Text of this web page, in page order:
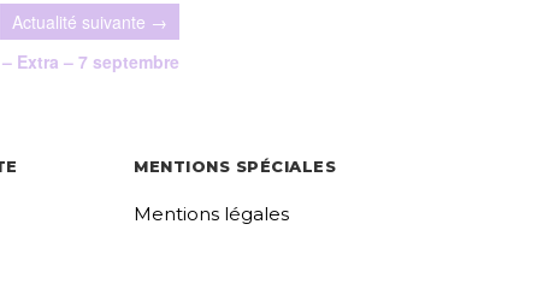
Extra – 7 septembre
MENTIONS SPÉCIALES
Mentions légales